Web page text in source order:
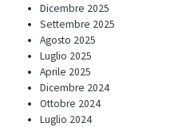
Dicembre 2025
Settembre 2025
Agosto 2025
Luglio 2025
Aprile 2025
Dicembre 2024
Ottobre 2024
Luglio 2024